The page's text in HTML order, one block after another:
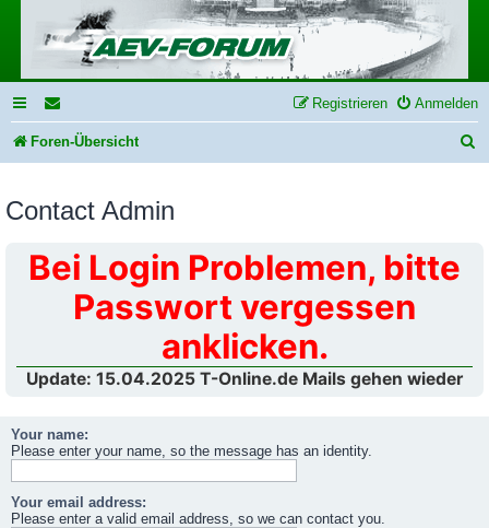
Anmelden
Registrieren
Foren-Übersicht
Contact Admin
Bei Login Problemen, bitte
Passwort vergessen
anklicken.
Update: 15.04.2025 T-Online.de Mails gehen wieder
Your name:
Please enter your name, so the message has an identity.
Your email address:
Please enter a valid email address, so we can contact you.